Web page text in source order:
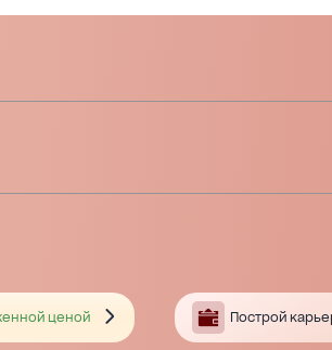
ценой Построй